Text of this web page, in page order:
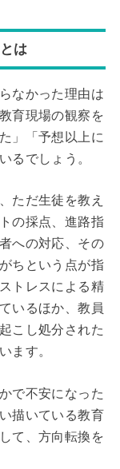
は
なかった理由は
育現場の観察を
」「予想以上に
るでしょう。
ただ生徒を教え
の採点、進路指
への対応、その
ちという点が指
トレスによる精
いるほか、教員
こし処分された
ます。
で不安になった
描いている教育
て、方向転換を